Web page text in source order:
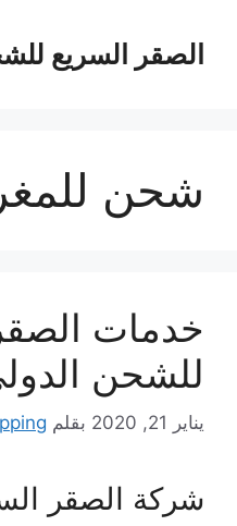
المحتوىالصقر السريع
شحن
خدمات
للشحن
يناير 21, 2020 بقلم
شركة الصقر